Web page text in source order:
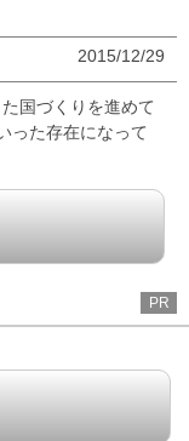
2015/12/29
国づくりを進めて
った存在になって
PR